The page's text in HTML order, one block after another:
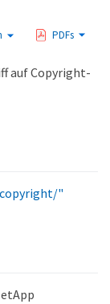
PDFs
auf Copyright-
"